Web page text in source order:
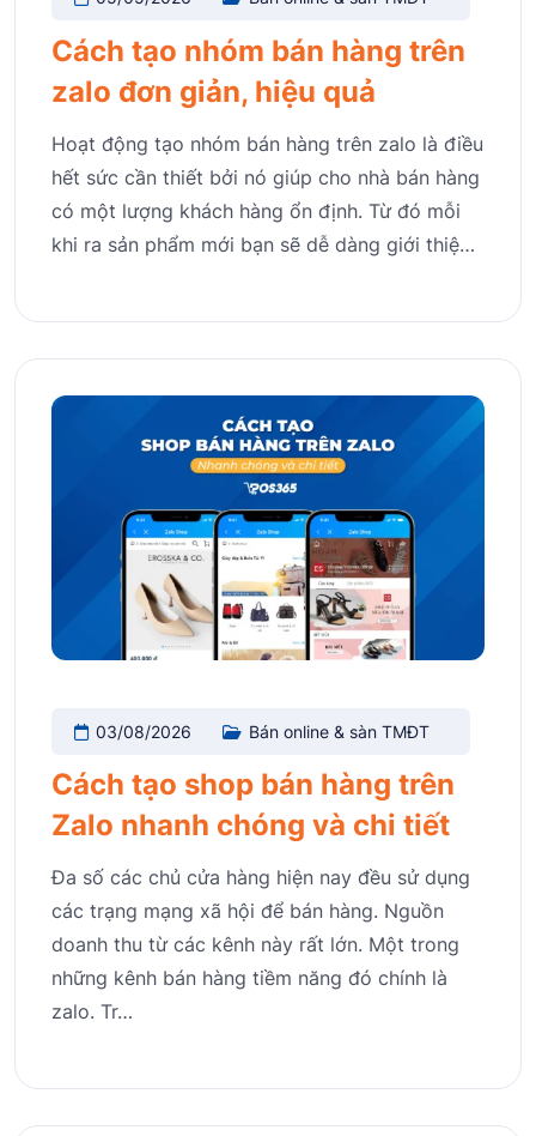
Cách tạo nhóm bán hàng trên
zalo đơn giản, hiệu quả
Hoạt động tạo nhóm bán hàng trên zalo là điều
hết sức cần thiết bởi nó giúp cho nhà bán hàng
có một lượng khách hàng ổn định. Từ đó mỗi
khi ra sản phẩm mới bạn sẽ dễ dàng giới thiệ…
03/08/2026 Bán online & sàn TMĐT
Cách tạo shop bán hàng trên
Zalo nhanh chóng và chi tiết
Đa số các chủ cửa hàng hiện nay đều sử dụng
các trạng mạng xã hội để bán hàng. Nguồn
doanh thu từ các kênh này rất lớn. Một trong
những kênh bán hàng tiềm năng đó chính là
zalo. Tr…